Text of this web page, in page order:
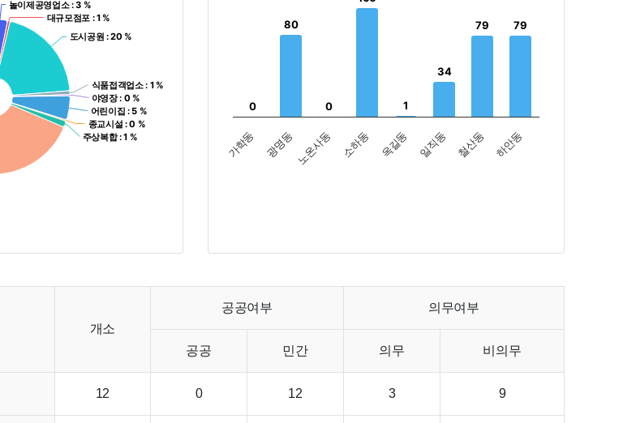
놀이제공영업소: 3 %
놀이제공영업소: 3 %
대규모점포 : 1 %
대규모점포 : 1 %
도시공원 : 20 %
도시공원 : 20 %
식품접객업소: 1 %
식품접객업소: 1 %
야영장: 0 %
야영장: 0 %
어린이집 : 5 %
어린이집 : 5 %
종교시설 : 0 %
종교시설 : 0 %
주상복합: 1 %
주상복합: 1 %
0
0
80
80
0
0 1
1
34
34
79
79 79
79
가학동 광명동 노온사동 소하동 옥길동 일직동 철산동 하안동
개소
공공여부 의무여부
공공 민간 의무 비의무
12 0 12 3 9